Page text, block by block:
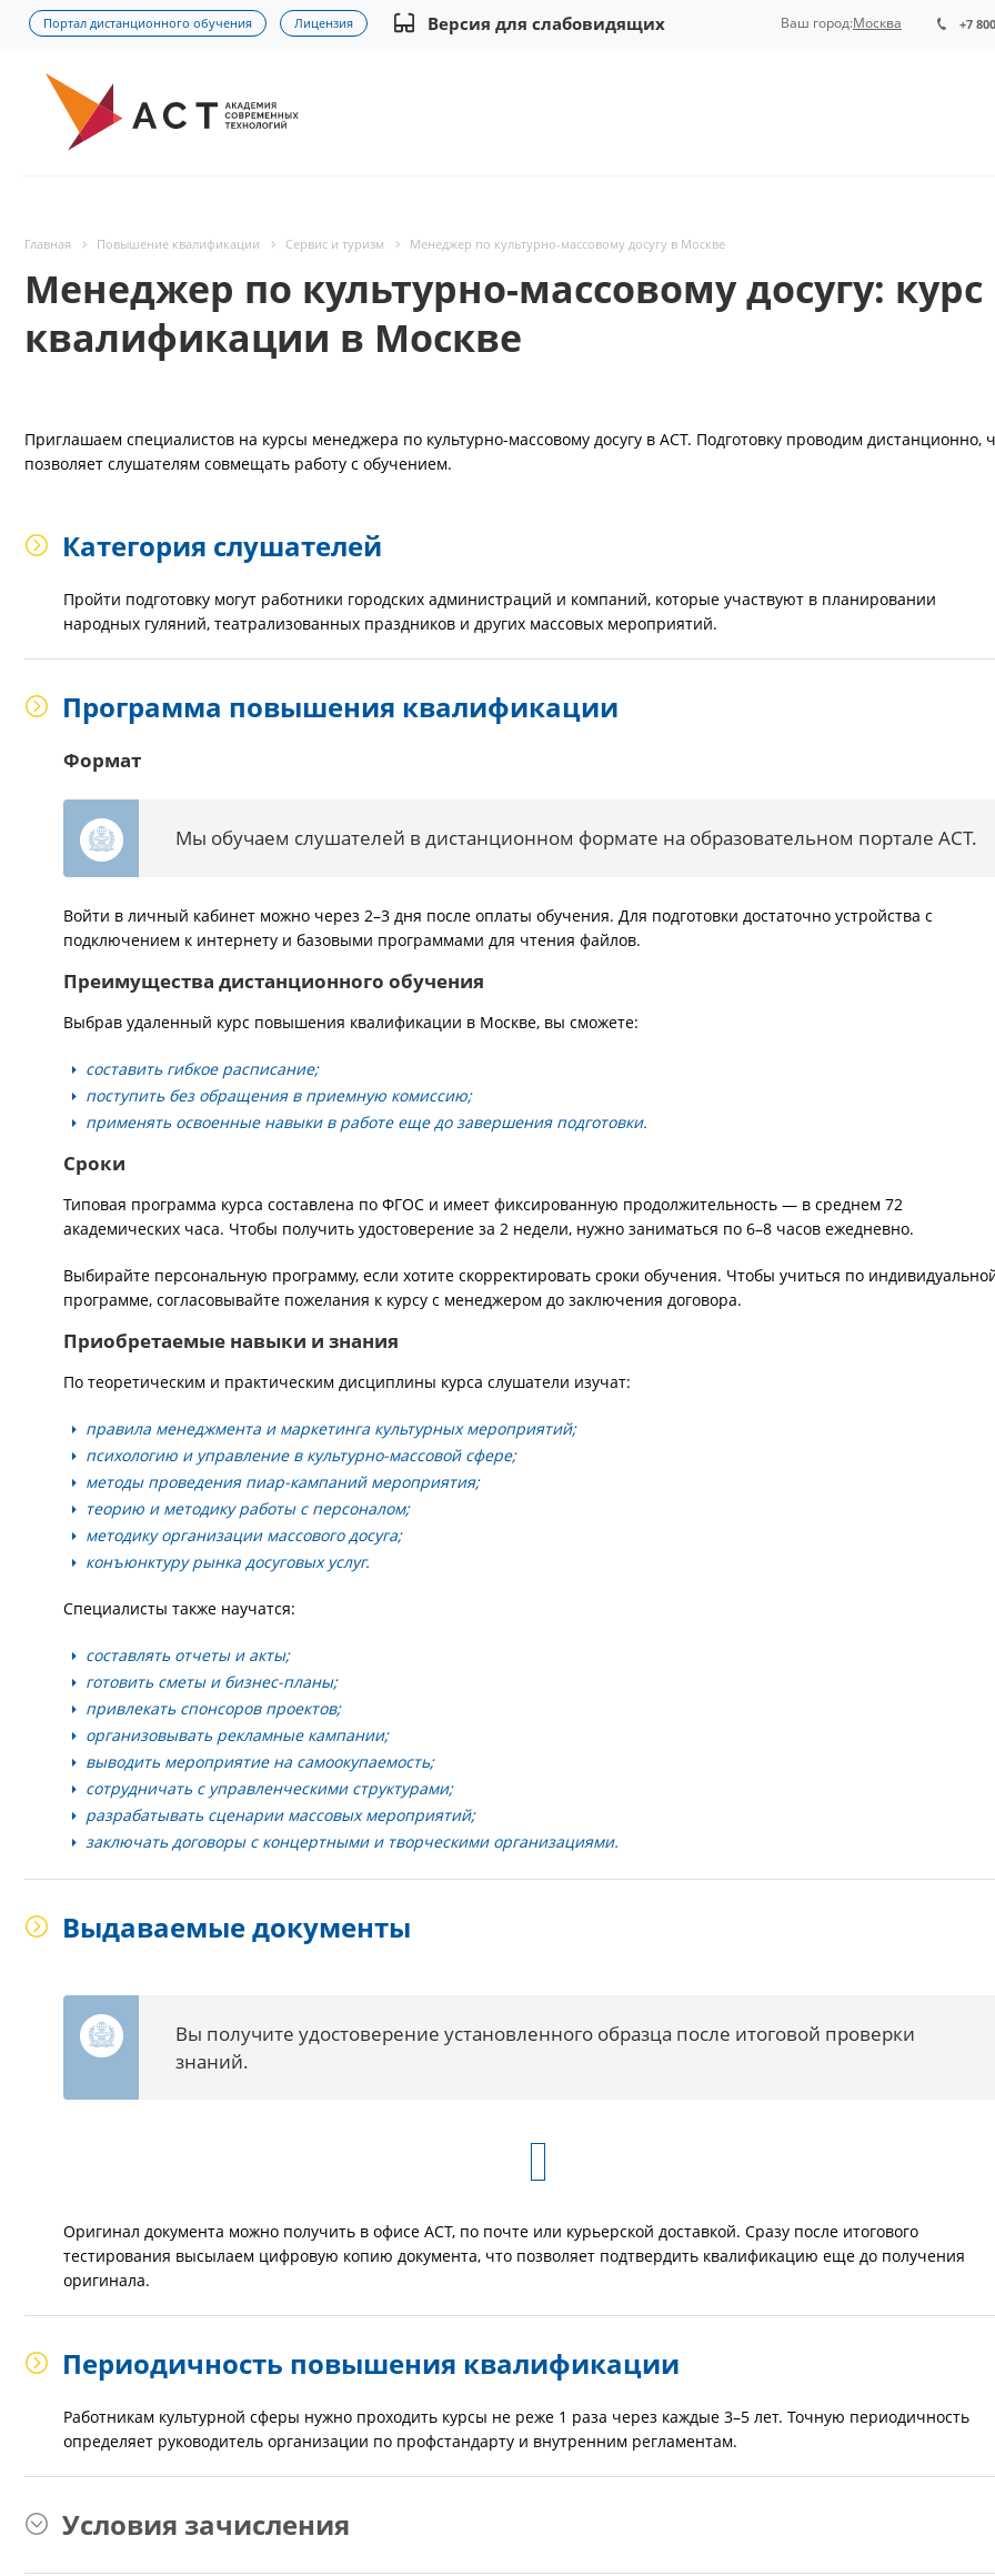
Портал дистанционного обучения Лицензия Версия для слабовидящих +7
Ваш город:Москва
Главная Повышение квалификации Сервис и туризм Менеджер по культурно-массовому досугу в Москве
Менеджер по культурно-массовому досугу:
квалификации в Москве
Приглашаем специалистов на курсы менеджера по культурно-массовому досугу в АСТ. Подготовку проводим дистанционно,
позволяет слушателям совмещать работу с обучением.
Категория слушателей
Пройти подготовку могут работники городских администраций и компаний, которые участвуют в планировании
народных гуляний, театрализованных праздников и других массовых мероприятий.
Программа повышения квалификации
Формат
Мы обучаем слушателей в дистанционном формате на образовательном портале АСТ.
Войти в личный кабинет можно через 2–3 дня после оплаты обучения. Для подготовки достаточно устройства с
подключением к интернету и базовыми программами для чтения файлов.
Преимущества дистанционного обучения
Выбрав удаленный курс повышения квалификации в Москве, вы сможете:
составить гибкое расписание;
поступить без обращения в приемную комиссию;
применять освоенные навыки в работе еще до завершения подготовки.
Сроки
Типовая программа курса составлена по ФГОС и имеет фиксированную продолжительность — в среднем 72
академических часа. Чтобы получить удостоверение за 2 недели, нужно заниматься по 6–8 часов ежедневно.
Выбирайте персональную программу, если хотите скорректировать сроки обучения. Чтобы учиться по
программе, согласовывайте пожелания к курсу с менеджером до заключения договора.
Приобретаемые навыки и знания
По теоретическим и практическим дисциплины курса слушатели изучат:
правила менеджмента и маркетинга культурных мероприятий;
психологию и управление в культурно-массовой сфере;
методы проведения пиар-кампаний мероприятия;
теорию и методику работы с персоналом;
методику организации массового досуга;
конъюнктуру рынка досуговых услуг.
Специалисты также научатся:
составлять отчеты и акты;
готовить сметы и бизнес-планы;
привлекать спонсоров проектов;
организовывать рекламные кампании;
выводить мероприятие на самоокупаемость;
сотрудничать с управленческими структурами;
разрабатывать сценарии массовых мероприятий;
заключать договоры с концертными и творческими организациями.
Выдаваемые документы
Вы получите удостоверение установленного образца после итоговой проверки
знаний.
Оригинал документа можно получить в офисе АСТ, по почте или курьерской доставкой. Сразу после итогового
тестирования высылаем цифровую копию документа, что позволяет подтвердить квалификацию еще до получения
оригинала.
Периодичность повышения квалификации
Работникам культурной сферы нужно проходить курсы не реже 1 раза через каждые 3–5 лет. Точную периодичность
определяет руководитель организации по профстандарту и внутренним регламентам.
Условия зачисления